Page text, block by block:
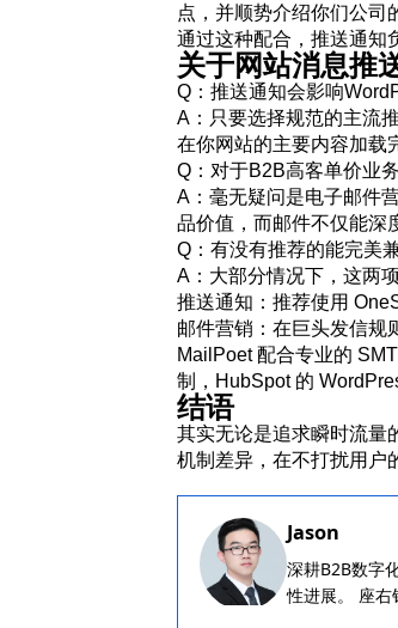
点，并顺势介绍你们公司
通过这种配合，推送通知
关于网站消息推
Q：推送通知会影响
A：只要选择规范的主流
在你网站的主要内容加载
Q：对于B2B高客单价业
A：毫无疑问是电子邮件
品价值，而邮件不仅能深
Q：有没有推荐的能完美
A：大部分情况下，这两
推送通知：推荐使用
邮件营销：在巨头发信规
MailPoet 配合专业的
制，HubSpot 的
结语
其实无论是追求瞬时流量
机制差异，在不打扰用户
Jason
深耕B2B数字
性进展。 座右